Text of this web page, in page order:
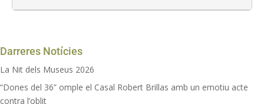
Programació subjecte a possibles modificacions a causa de
la COVID- 19
Darreres Notícies
La Nit dels Museus 2026
“Dones del 36” omple el Casal Robert Brillas amb un emotiu acte
contra l’oblit